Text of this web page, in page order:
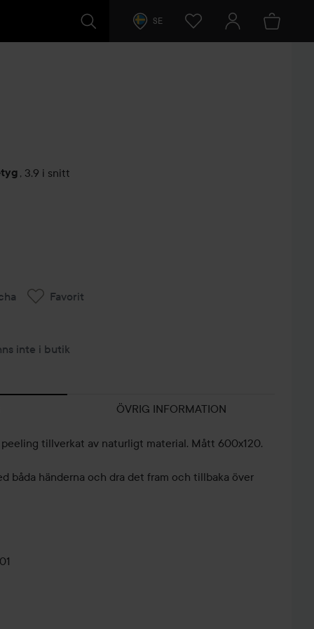
SE
, 3.9 i snitt
Favorit
inte i butik
ÖVRIG INFORMATION
tillverkat av naturligt material. Mått 600x120.
båda händerna och dra det fram och tillbaka över